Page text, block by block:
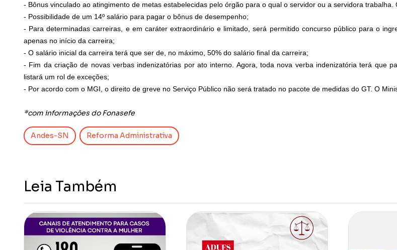
- Bônus vinculado ao atingimento de metas estabelecidas pelo órgão para o qual o servidor ou a servidora
- Possibilidade de um 14º salário para pagar o bônus de desempenho;
- Para determinadas carreiras, e em caráter extraordinário e limitado, será permitido concurso público para o
apenas no início da carreira;
- O salário inicial da carreira terá que ser de, no máximo, 50% do salário final da carreira;
- Fim da criação de novas verbas indenizatórias por ato interno. Agora, toda nova verba indenizatória terá que
listará um rol de exceções;
- Por acordo com o MGI, o direito de greve no Serviço Público não será tratado no pacote de medidas do GT. O
*com informações do Fonasefe
Andes-SN Reforma Administrativa
Leia Também